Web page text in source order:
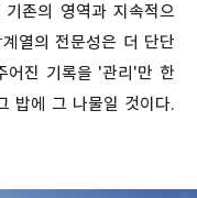
존의 영역과 지속적으
열의 전문성은 더 단단
어진 기록을 '관리'만 한
밥에 그 나물일 것이다.